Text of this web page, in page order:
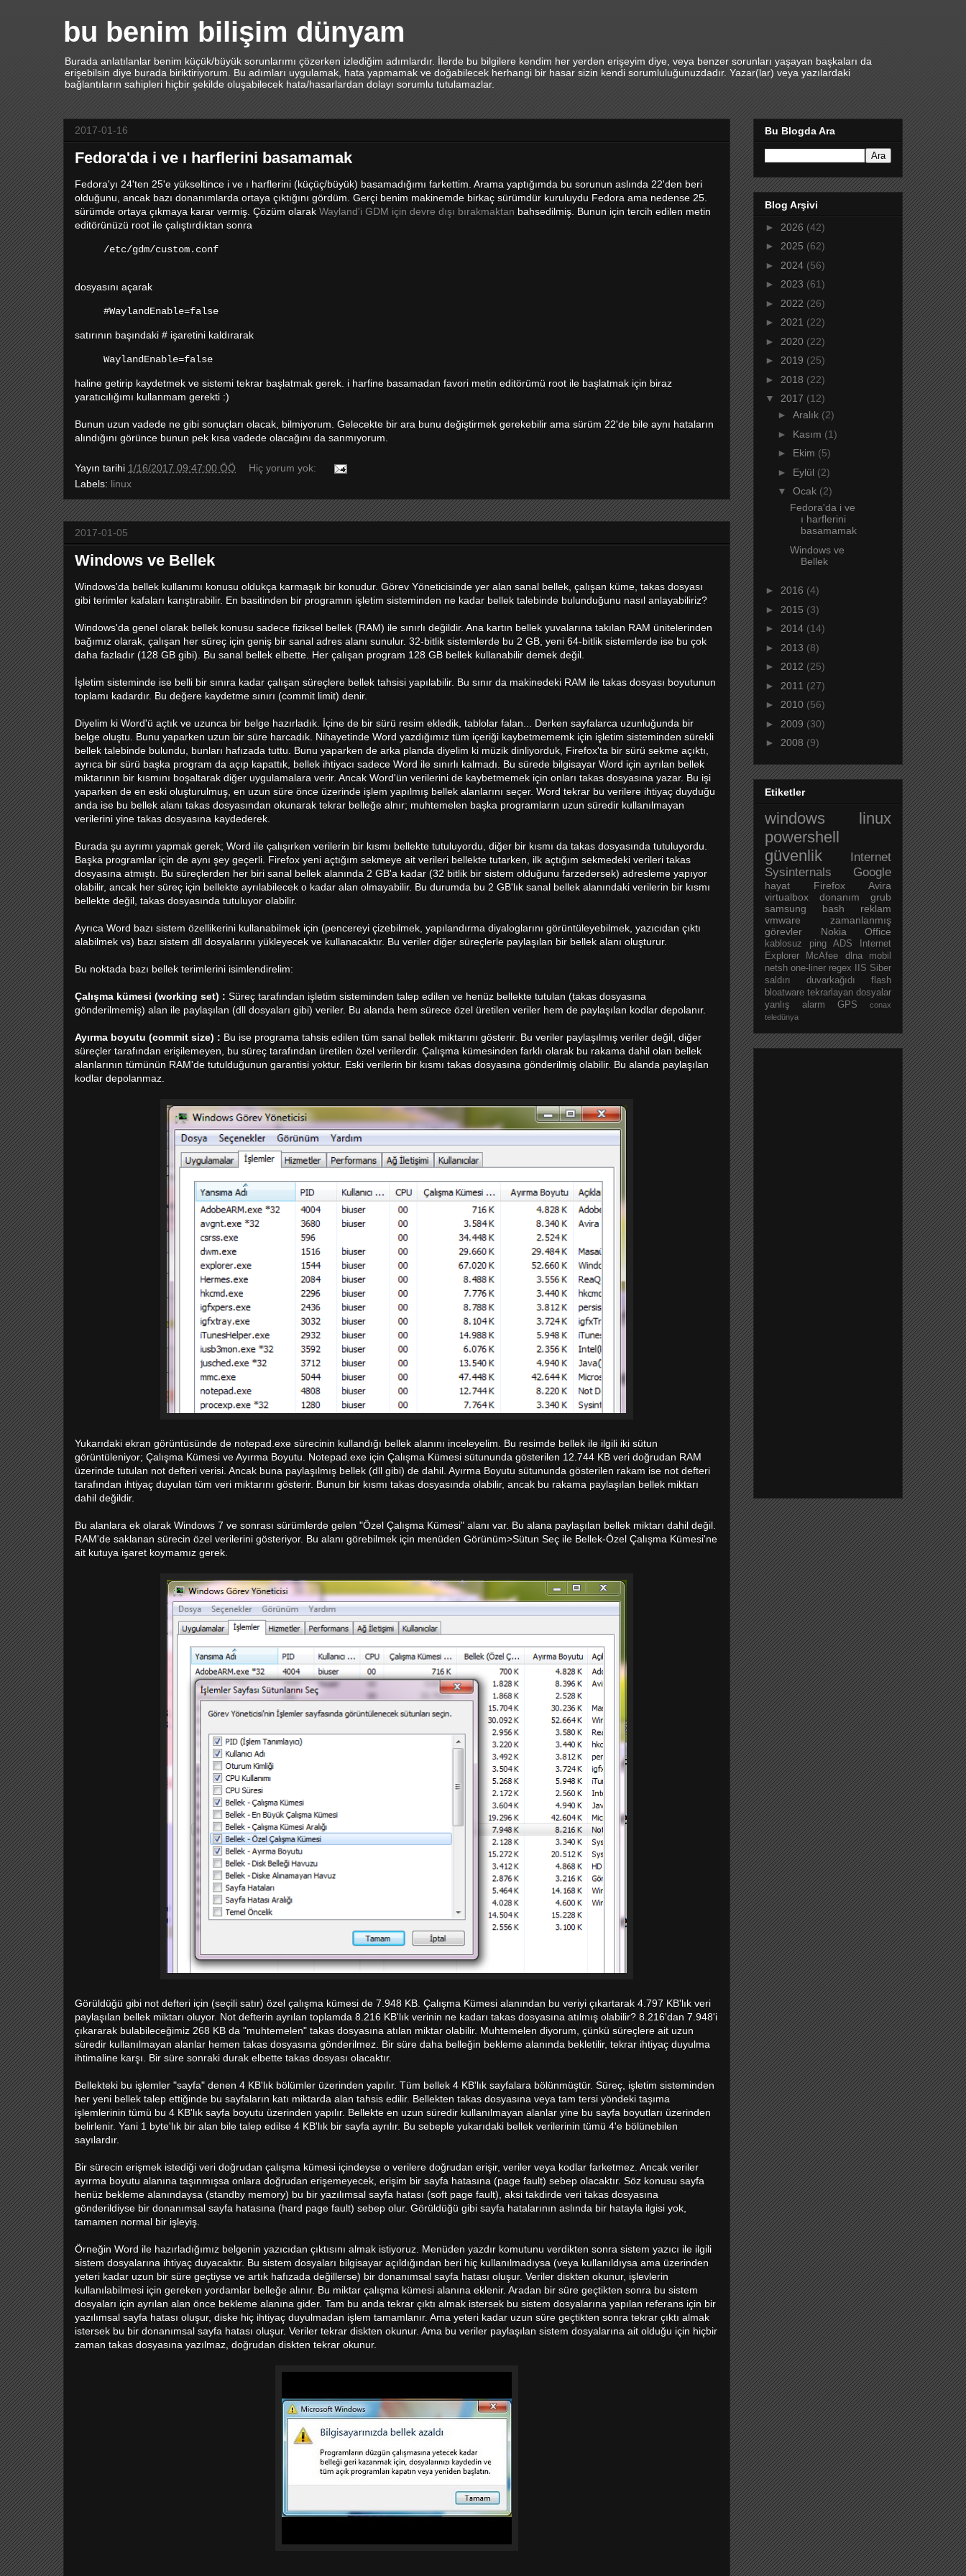
bu benim bilişim dünyam
Burada anlatılanlar benim küçük/büyük sorunlarımı çözerken izlediğim adımlardır. İlerde bu bilgilere kendim her yerden erişeyim diye, veya benzer sorunları yaşayan başkaları da
erişebilsin diye burada biriktiriyorum. Bu adımları uygulamak, hata yapmamak ve doğabilecek herhangi bir hasar sizin kendi sorumluluğunuzdadır. Yazar(lar) veya yazılardaki
bağlantıların sahipleri hiçbir şekilde oluşabilecek hata/hasarlardan dolayı sorumlu tutulamazlar.
2017-01-16
Fedora'da i ve ı harflerini basamamak
Fedora'yı 24'ten 25'e yükseltince i ve ı harflerini (küçüç/büyük) basamadığımı farkettim. Arama yaptığımda bu sorunun aslında 22'den beri
olduğunu, ancak bazı donanımlarda ortaya çıktığını gördüm. Gerçi benim makinemde birkaç sürümdür kuruluydu Fedora ama nedense 25.
sürümde ortaya çıkmaya karar vermiş. Çözüm olarak Wayland'i GDM için devre dışı bırakmaktan bahsedilmiş. Bunun için tercih edilen metin
editörünüzü root ile çalıştırdıktan sonra
/etc/gdm/custom.conf
dosyasını açarak
#WaylandEnable=false
satırının başındaki # işaretini kaldırarak
WaylandEnable=false
haline getirip kaydetmek ve sistemi tekrar başlatmak gerek. i harfine basamadan favori metin editörümü root ile başlatmak için biraz
yaratıcılığımı kullanmam gerekti :)
Bunun uzun vadede ne gibi sonuçları olacak, bilmiyorum. Gelecekte bir ara bunu değiştirmek gerekebilir ama sürüm 22'de bile aynı hataların
alındığını görünce bunun pek kısa vadede olacağını da sanmıyorum.
Yayın tarihi 1/16/2017 09:47:00 ÖÖ
Hiç yorum yok:
Labels: linux
2017-01-05
Windows ve Bellek
Windows'da bellek kullanımı konusu oldukça karmaşık bir konudur. Görev Yöneticisinde yer alan sanal bellek, çalışan küme, takas dosyası
gibi terimler kafaları karıştırabilir. En basitinden bir programın işletim sisteminden ne kadar bellek talebinde bulunduğunu nasıl anlayabiliriz?
Windows'da genel olarak bellek konusu sadece fiziksel bellek (RAM) ile sınırlı değildir. Ana kartın bellek yuvalarına takılan RAM ünitelerinden
bağımız olarak, çalışan her süreç için geniş bir sanal adres alanı sunulur. 32-bitlik sistemlerde bu 2 GB, yeni 64-bitlik sistemlerde ise bu çok
daha fazladır (128 GB gibi). Bu sanal bellek elbette. Her çalışan program 128 GB bellek kullanabilir demek değil.
İşletim sisteminde ise belli bir sınıra kadar çalışan süreçlere bellek tahsisi yapılabilir. Bu sınır da makinedeki RAM ile takas dosyası boyutunun
toplamı kadardır. Bu değere kaydetme sınırı (commit limit) denir.
Diyelim ki Word'ü açtık ve uzunca bir belge hazırladık. İçine de bir sürü resim ekledik, tablolar falan... Derken sayfalarca uzunluğunda bir
belge oluştu. Bunu yaparken uzun bir süre harcadık. Nihayetinde Word yazdığımız tüm içeriği kaybetmememk için işletim sisteminden sürekli
bellek talebinde bulundu, bunları hafızada tuttu. Bunu yaparken de arka planda diyelim ki müzik dinliyorduk, Firefox'ta bir sürü sekme açıktı,
ayrıca bir sürü başka program da açıp kapattık, bellek ihtiyacı sadece Word ile sınırlı kalmadı. Bu sürede bilgisayar Word için ayrılan bellek
miktarının bir kısmını boşaltarak diğer uygulamalara verir. Ancak Word'ün verilerini de kaybetmemek için onları takas dosyasına yazar. Bu işi
yaparken de en eski oluşturulmuş, en uzun süre önce üzerinde işlem yapılmış bellek alanlarını seçer. Word tekrar bu verilere ihtiyaç duyduğu
anda ise bu bellek alanı takas dosyasından okunarak tekrar belleğe alnır; muhtemelen başka programların uzun süredir kullanılmayan
verilerini yine takas dosyasına kaydederek.
Burada şu ayrımı yapmak gerek; Word ile çalışırken verilerin bir kısmı bellekte tutuluyordu, diğer bir kısmı da takas dosyasında tutuluyordu.
Başka programlar için de aynı şey geçerli. Firefox yeni açtığım sekmeye ait verileri bellekte tutarken, ilk açtığım sekmedeki verileri takas
dosyasına atmıştı. Bu süreçlerden her biri sanal bellek alanında 2 GB'a kadar (32 bitlik bir sistem olduğunu farzedersek) adresleme yapıyor
olabilir, ancak her süreç için bellekte ayrılabilecek o kadar alan olmayabilir. Bu durumda bu 2 GB'lık sanal bellek alanındaki verilerin bir kısmı
bellekte değil, takas dosyasında tutuluyor olabilir.
Ayrıca Word bazı sistem özellikerini kullanabilmek için (pencereyi çizebilmek, yapılandırma diyaloglarını görüntüleyebilmek, yazıcıdan çıktı
alabilmek vs) bazı sistem dll dosyalarını yükleyecek ve kullanacaktır. Bu veriler diğer süreçlerle paylaşılan bir bellek alanı oluşturur.
Bu noktada bazı bellek terimlerini isimlendirelim:
Çalışma kümesi (working set) : Süreç tarafından işletim sisteminden talep edilen ve henüz bellekte tutulan (takas dosyasına
gönderilmemiş) alan ile paylaşılan (dll dosyaları gibi) veriler. Bu alanda hem sürece özel üretilen veriler hem de paylaşılan kodlar depolanır.
Ayırma boyutu (commit size) : Bu ise programa tahsis edilen tüm sanal bellek miktarını gösterir. Bu veriler paylaşılmış veriler değil, diğer
süreçler tarafından erişilemeyen, bu süreç tarafından üretilen özel verilerdir. Çalışma kümesinden farklı olarak bu rakama dahil olan bellek
alanlarının tümünün RAM'de tutulduğunun garantisi yoktur. Eski verilerin bir kısmı takas dosyasına gönderilmiş olabilir. Bu alanda paylaşılan
kodlar depolanmaz.
Yukarıdaki ekran görüntüsünde de notepad.exe sürecinin kullandığı bellek alanını inceleyelim. Bu resimde bellek ile ilgili iki sütun
görüntüleniyor; Çalışma Kümesi ve Ayırma Boyutu. Notepad.exe için Çalışma Kümesi sütununda gösterilen 12.744 KB veri doğrudan RAM
üzerinde tutulan not defteri verisi. Ancak buna paylaşılmış bellek (dll gibi) de dahil. Ayırma Boyutu sütununda gösterilen rakam ise not defteri
tarafından ihtiyaç duyulan tüm veri miktarını gösterir. Bunun bir kısmı takas dosyasında olabilir, ancak bu rakama paylaşılan bellek miktarı
dahil değildir.
Bu alanlara ek olarak Windows 7 ve sonrası sürümlerde gelen "Özel Çalışma Kümesi" alanı var. Bu alana paylaşılan bellek miktarı dahil değil.
RAM'de saklanan sürecin özel verilerini gösteriyor. Bu alanı görebilmek için menüden Görünüm>Sütun Seç ile Bellek-Özel Çalışma Kümesi'ne
ait kutuya işaret koymamız gerek.
Görüldüğü gibi not defteri için (seçili satır) özel çalışma kümesi de 7.948 KB. Çalışma Kümesi alanından bu veriyi çıkartarak 4.797 KB'lık veri
paylaşılan bellek miktarı oluyor. Not defterin ayrılan toplamda 8.216 KB'lık verinin ne kadarı takas dosyasına atılmış olabilir? 8.216'dan 7.948'i
çıkararak bulabileceğimiz 268 KB da "muhtemelen" takas dosyasına atılan miktar olabilir. Muhtemelen diyorum, çünkü süreçlere ait uzun
süredir kullanılmayan alanlar hemen takas dosyasına gönderilmez. Bir süre daha belleğin bekleme alanında bekletilir, tekrar ihtiyaç duyulma
ihtimaline karşı. Bir süre sonraki durak elbette takas dosyası olacaktır.
Bellekteki bu işlemler "sayfa" denen 4 KB'lık bölümler üzerinden yapılır. Tüm bellek 4 KB'lık sayfalara bölünmüştür. Süreç, işletim sisteminden
her yeni bellek talep ettiğinde bu sayfaların katı miktarda alan tahsis edilir. Bellekten takas dosyasına veya tam tersi yöndeki taşıma
işlemlerinin tümü bu 4 KB'lık sayfa boyutu üzerinden yapılır. Bellekte en uzun süredir kullanılmayan alanlar yine bu sayfa boyutları üzerinden
belirlenir. Yani 1 byte'lık bir alan bile talep edilse 4 KB'lık bir sayfa ayrılır. Bu sebeple yukarıdaki bellek verilerinin tümü 4'e bölünebilen
sayılardır.
Bir sürecin erişmek istediği veri doğrudan çalışma kümesi içindeyse o verilere doğrudan erişir, veriler veya kodlar farketmez. Ancak veriler
ayırma boyutu alanına taşınmışsa onlara doğrudan erişemeyecek, erişim bir sayfa hatasına (page fault) sebep olacaktır. Söz konusu sayfa
henüz bekleme alanındaysa (standby memory) bu bir yazılımsal sayfa hatası (soft page fault), aksi takdirde veri takas dosyasına
gönderildiyse bir donanımsal sayfa hatasına (hard page fault) sebep olur. Görüldüğü gibi sayfa hatalarının aslında bir hatayla ilgisi yok,
tamamen normal bir işleyiş.
Örneğin Word ile hazırladığımız belgenin yazıcıdan çıktısını almak istiyoruz. Menüden yazdır komutunu verdikten sonra sistem yazıcı ile ilgili
sistem dosyalarına ihtiyaç duyacaktır. Bu sistem dosyaları bilgisayar açıldığından beri hiç kullanılmadıysa (veya kullanıldıysa ama üzerinden
yeteri kadar uzun bir süre geçtiyse ve artık hafızada değillerse) bir donanımsal sayfa hatası oluşur. Veriler diskten okunur, işlevlerin
kullanılabilmesi için gereken yordamlar belleğe alınır. Bu miktar çalışma kümesi alanına eklenir. Aradan bir süre geçtikten sonra bu sistem
dosyaları için ayrılan alan önce bekleme alanına gider. Tam bu anda tekrar çıktı almak istersek bu sistem dosyalarına yapılan referans için bir
yazılımsal sayfa hatası oluşur, diske hiç ihtiyaç duyulmadan işlem tamamlanır. Ama yeteri kadar uzun süre geçtikten sonra tekrar çıktı almak
istersek bu bir donanımsal sayfa hatası oluşur. Veriler tekrar diskten okunur. Ama bu veriler paylaşılan sistem dosyalarına ait olduğu için hiçbir
zaman takas dosyasına yazılmaz, doğrudan diskten tekrar okunur.
Bu Blogda Ara
Blog Arşivi
► 2026 (42)
► 2025 (62)
► 2024 (56)
► 2023 (61)
► 2022 (26)
► 2021 (22)
► 2020 (22)
► 2019 (25)
► 2018 (22)
▼ 2017 (12)
► Aralık (2)
► Kasım (1)
► Ekim (5)
► Eylül (2)
▼ Ocak (2)
Fedora'da i ve
ı harflerini
basamamak
Windows ve
Bellek
► 2016 (4)
► 2015 (3)
► 2014 (14)
► 2013 (8)
► 2012 (25)
► 2011 (27)
► 2010 (56)
► 2009 (30)
► 2008 (9)
Etiketler
windows
linux
powershell
güvenlik
Internet
Sysinternals
Google
hayat Firefox
Avira
virtualbox
donanım
grub
samsung
bash
reklam
vmware
zamanlanmış
görevler
Nokia Office
kablosuz ping ADS
Internet
Explorer
McAfee dlna
mobil
netsh one-liner regex IIS Siber
saldırı
duvarkağıdı
flash
bloatware tekrarlayan dosyalar
yanlış alarm
GPS
conax
teledünya